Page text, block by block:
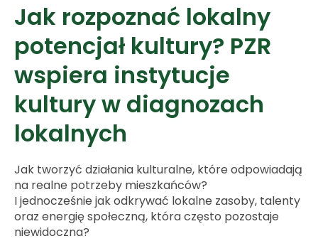
Jak rozpoznać lokalny
potencjał kultury? PZR
wspiera instytucje
kultury w diagnozach
lokalnych
Jak tworzyć działania kulturalne, które odpowiadają
na realne potrzeby mieszkańców?
I jednocześnie jak odkrywać lokalne zasoby, talenty
oraz energię społeczną, która często pozostaje
niewidoczna?